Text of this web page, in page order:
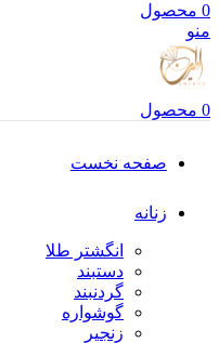
0 محصول
منو
0 محصول
صفحه نخست
زنانه
انگشتر طلا
دستبند
گردنبند
گوشواره
زنجیر